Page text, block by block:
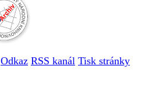
Odkaz RSS kanál Tisk stránky